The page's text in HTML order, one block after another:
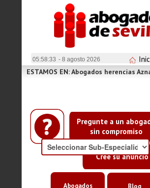
05:58:33 - 8 agosto 2026
Pregunte a un
sin compromiso
Cree su anuncio
ESTAMOS EN: Abogados herencias
Abogados Blog